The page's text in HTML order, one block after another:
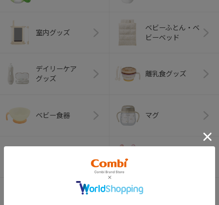
室内グッズ
ベビーふとん・ベ
ビーベッド
デイリーケア
グッズ
離乳食グッズ
ベビー食器 マグ